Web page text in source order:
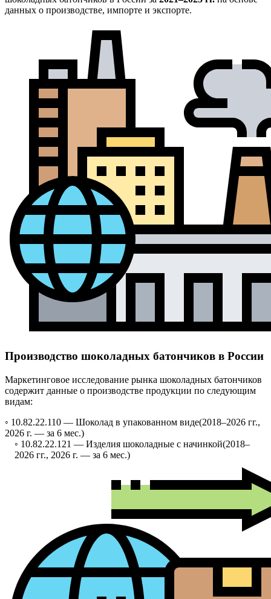
данных о производстве, импорте и экспорте.
Производство шоколадных батончиков в России
Маркетинговое исследование рынка шоколадных батончиков
содержит данные о производстве продукции по следующим
видам:
◦ 10.82.22.110 — Шоколад в упакованном виде(2018–2026 гг.,
2026 г. — за 6 мес.)
◦ 10.82.22.121 — Изделия шоколадные с начинкой(2018–
2026 гг., 2026 г. — за 6 мес.)